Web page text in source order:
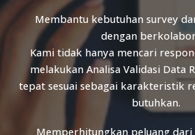
Membantu kebutuhan survey
dengan
Kami tidak hanya mencari
melakukan Analisa Validasi Data
tepat sesuai sebagai karakteristik
butuhkan.
Memperhitungkan peluang